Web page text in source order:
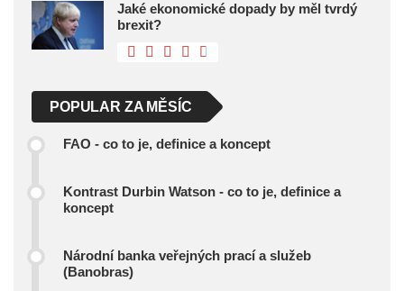
Jaké ekonomické dopady by měl tvrdý
brexit?
POPULAR ZA MĚSÍC
FAO - co to je, definice a koncept
Kontrast Durbin Watson - co to je, definice a
koncept
Národní banka veřejných prací a služeb
(Banobras)